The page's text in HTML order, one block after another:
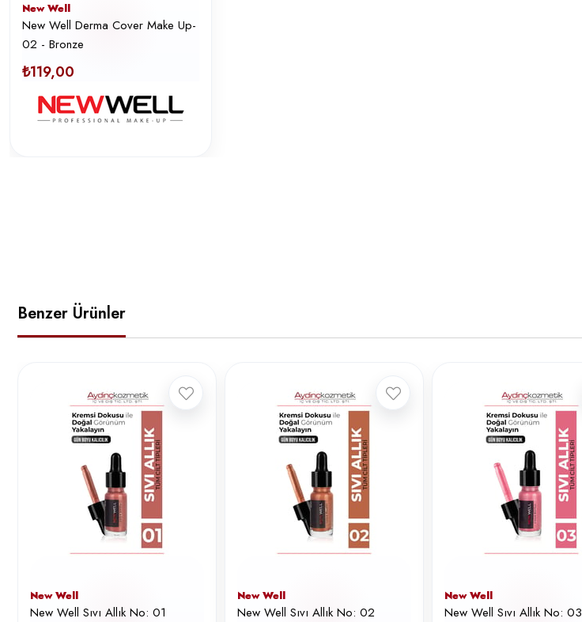
New Well
New Well Derma Cover Make Up-
02 - Bronze
₺119,00
Benzer Ürünler
New Well
New Well Sıvı Allık No: 01
New Well
New Well Sıvı Allık No: 02
New Well
New Well Sıvı Allık No: 03